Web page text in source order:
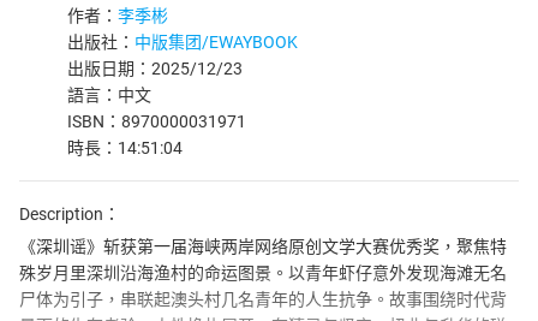
作者： 李季彬
出版社： 中版集团/EWAYBOOK
出版日期：2025/12/23
語言：中文
ISBN：8970000031971
時長：14:51:04
Description：
《深圳谣》斩获第一届海峡两岸网络原创文学大赛优秀奖，聚焦特
殊岁月里深圳沿海渔村的命运图景。以青年虾仔意外发现海滩无名
尸体为引子，串联起澳头村几名青年的人生抗争。故事围绕时代背